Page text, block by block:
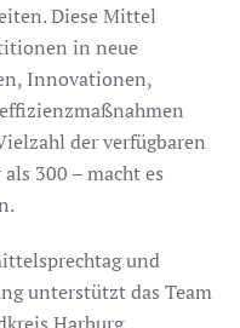
Diese Mittel
in neue
Innovationen,
der verfügbaren
300 – macht es
und
unterstützt das Team